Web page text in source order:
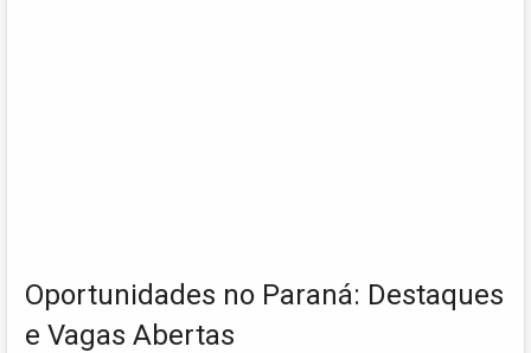
Oportunidades no Paraná: Destaques
e Vagas Abertas